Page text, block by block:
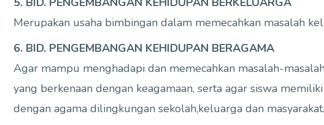
Merupakan usaha bimbingan dalam memecahkan masalah
6. BID. PENGEMBANGAN KEHIDUPAN BERAGAMA
Agar mampu menghadapi dan memecahkan masalah-
yang berkenaan dengan keagamaan, serta agar siswa
dengan agama dilingkungan sekolah,keluarga dan masyarakat.